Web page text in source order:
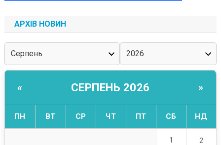
АРХІВ НОВИН
« СЕРПЕНЬ 2026 »
ПН ВТ СР ЧТ ПТ СБ НД
1 2